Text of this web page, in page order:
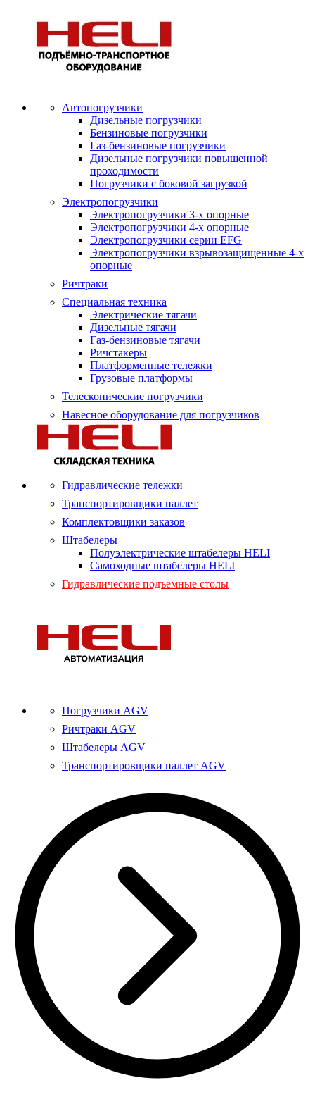
Автопогрузчики
Дизельные погрузчики
Бензиновые погрузчики
Газ-бензиновые погрузчики
Дизельные погрузчики повышенной
проходимости
Погрузчики с боковой загрузкой
Электропогрузчики
Электропогрузчики 3-х опорные
Электропогрузчики 4-х опорные
Электропогрузчики серии EFG
Электропогрузчики взрывозащищенные 4-х
опорные
Ричтраки
Специальная техника
Электрические тягачи
Дизельные тягачи
Газ-бензиновые тягачи
Ричстакеры
Платформенные тележки
Грузовые платформы
Телескопические погрузчики
Навесное оборудование для погрузчиков
Гидравлические тележки
Транспортировщики паллет
Комплектовщики заказов
Штабелеры
Полуэлектрические штабелеры HELI
Самоходные штабелеры HELI
Гидравлические подъемные столы
Погрузчики AGV
Ричтраки AGV
Штабелеры AGV
Транспортировщики паллет AGV